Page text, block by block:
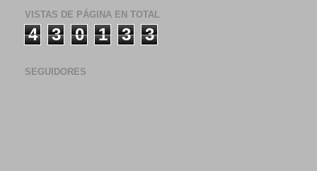
VISTAS DE PÁGINA EN TOTAL
4 3 0 1 3 3
SEGUIDORES